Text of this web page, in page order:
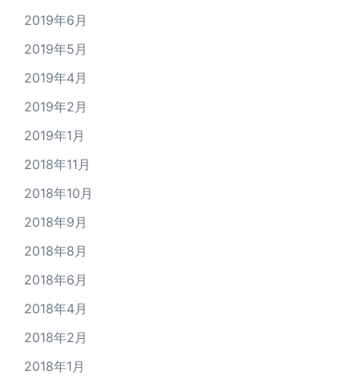
2019年6月
2019年5月
2019年4月
2019年2月
2019年1月
2018年11月
2018年10月
2018年9月
2018年8月
2018年6月
2018年4月
2018年2月
2018年1月